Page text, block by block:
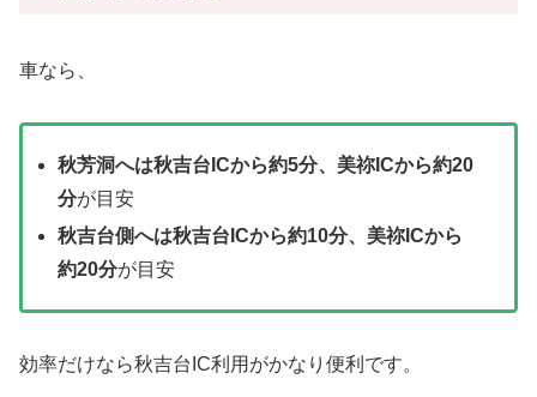
車なら、
秋芳洞へは秋吉台ICから約5分、美祢ICから約20
分が目安
秋吉台側へは秋吉台ICから約10分、美祢ICから
約20分が目安
効率だけなら秋吉台IC利用がかなり便利です。